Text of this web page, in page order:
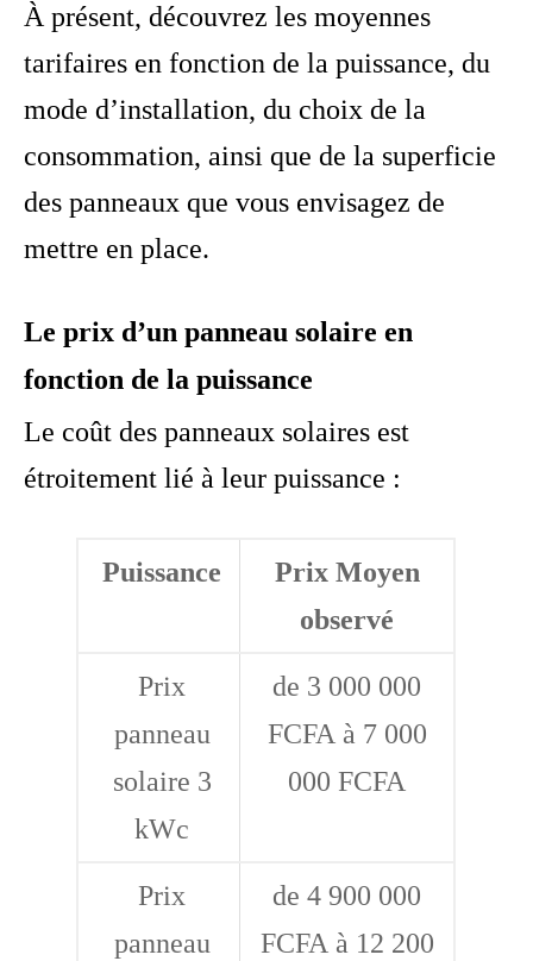
À présent, découvrez les moyennes
tarifaires en fonction de la puissance, du
mode d’installation, du choix de la
consommation, ainsi que de la superficie
des panneaux que vous envisagez de
mettre en place.
Le prix d’un panneau solaire en
fonction de la puissance
Le coût des panneaux solaires est
étroitement lié à leur puissance :
Puissance
Prix Moyen
observé
Prix
panneau
solaire 3
kWc
de 3 000 000
FCFA à 7 000
000 FCFA
Prix
panneau
de 4 900 000
FCFA à 12 200